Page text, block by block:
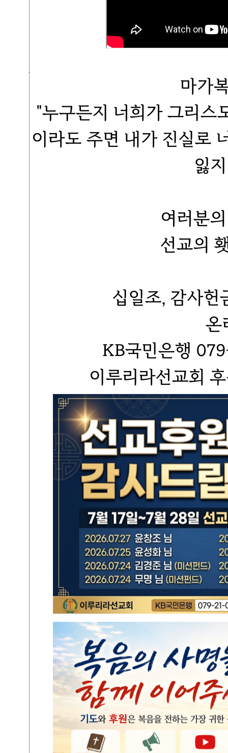
마가
"누구든지 너희가 그리
이라도 주면 내가 진실로
잃
여러분
선교의
십일조, 감사헌
온
KB국민은행
이루리라선교회